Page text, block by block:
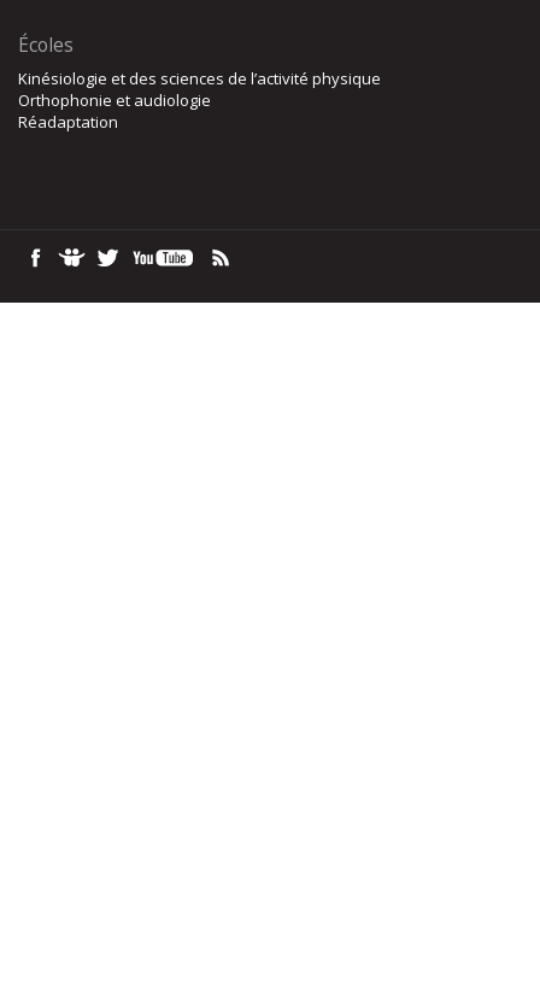
Écoles
Kinésiologie et des sciences de l’activité physique
Orthophonie et audiologie
Réadaptation